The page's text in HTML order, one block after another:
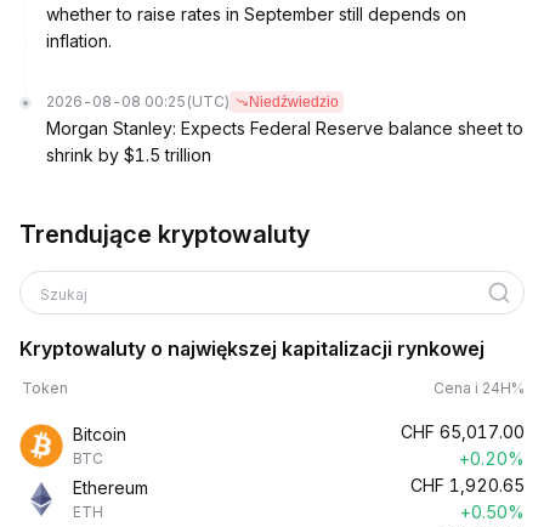
whether to raise rates in September still depends on
inflation.
2026-08-08 00:25 (UTC) Niedźwiedzio
Morgan Stanley: Expects Federal Reserve balance sheet to
shrink by $1.5 trillion
Trendujące kryptowaluty
Szukaj
Kryptowaluty o największej kapitalizacji rynkowej
Token Cena i 24H%
Bitcoin
BTC
CHF 65,017.00
+0.20%
Ethereum
ETH
CHF 1,920.65
+0.50%